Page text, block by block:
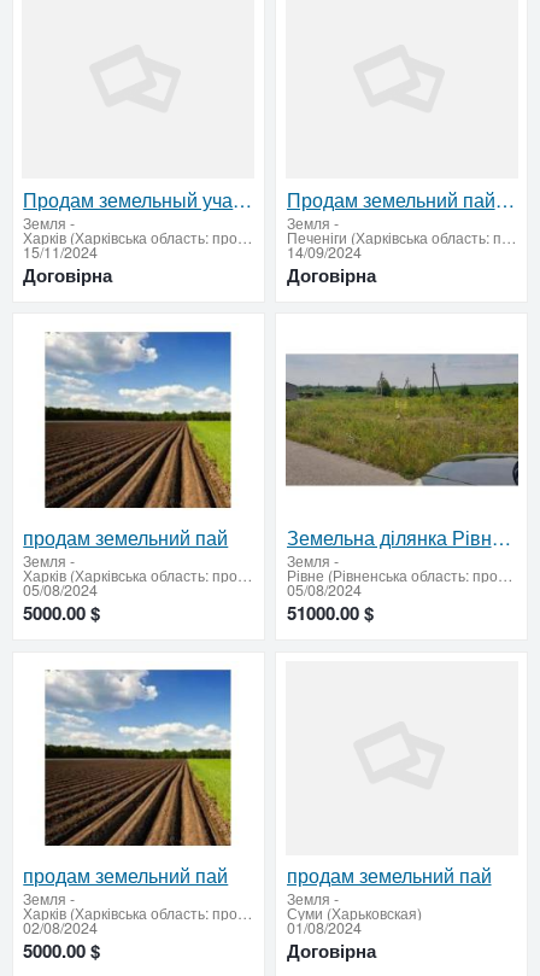
Продам земельный участок в престижном месте
Земля -
Харків (Харківська область: продати купити)
15/11/2024
Договірна
Продам земельний пай у Харківській області
Земля -
Печеніги (Харківська область: продати купити)
14/09/2024
Договірна
продам земельний пай
Земля -
Харків (Харківська область: продати купити)
05/08/2024
5000.00 $
Земельна ділянка Рівненський район, с. Карпилівка
Земля -
Рівне (Рівненська область: продати або придбати)
05/08/2024
51000.00 $
продам земельний пай
Земля -
Харків (Харківська область: продати купити)
02/08/2024
5000.00 $
продам земельний пай
Земля -
Суми (Харьковская)
01/08/2024
Договірна